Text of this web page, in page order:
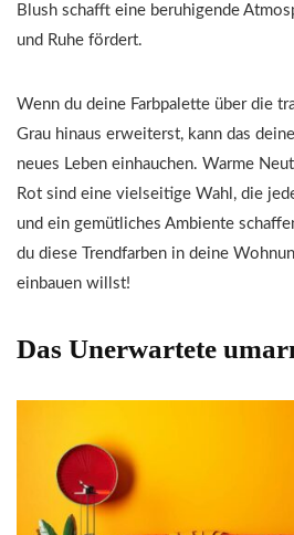
Blush schafft eine beruhigende
und Ruhe fördert.
Wenn du deine Farbpalette über die
Grau hinaus erweiterst, kann das
neues Leben einhauchen. Warme
Rot sind eine vielseitige Wahl, die
und ein gemütliches Ambiente
du diese Trendfarben in deine
einbauen willst!
Das Unerwartete